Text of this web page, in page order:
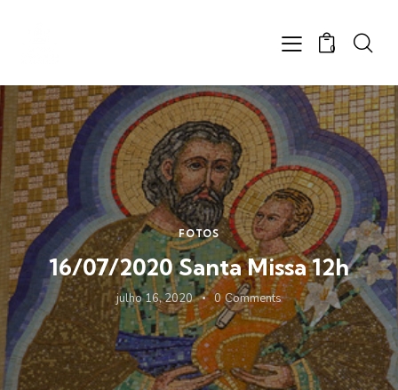
0
FOTOS
16/07/2020 Santa Missa 12h
julho 16, 2020 0 Comments